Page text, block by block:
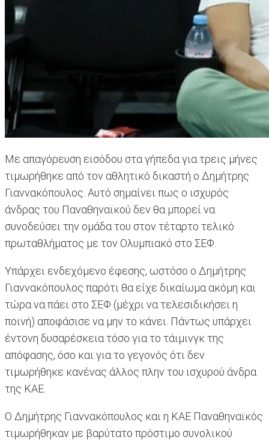
Με απαγόρευση εισόδου στα γήπεδα για τρεις μήνες
τιμωρήθηκε από τον αθλητικό δικαστή ο Δημήτρης
Γιαννακόπουλος. Αυτό σημαίνει πως ο ισχυρός
άνδρας του Παναθηναϊκού δεν θα μπορεί να
συνοδεύσει την ομάδα του στον τέταρτο τελικό
πρωταθλήματος με τον Ολυμπιακό στο ΣΕΦ.
Υπάρχει ενδεχόμενο έφεσης, ωστόσο ο Δημήτρης
Γιαννακόπουλος παρότι θα είχε δικαίωμα ακόμη και
τώρα να πάει στο ΣΕΦ (μέχρι να τελεσιδικήσει η
ποινή) αποφάσισε να μην το κάνει. Πάντως υπάρχει
έντονη δυσαρέσκεια τόσο για το τάιμινγκ της
απόφασης, όσο και για το γεγονός ότι δεν
τιμωρήθηκε κανένας άλλος πλην του ισχυρού άνδρα
της ΚΑΕ.
Ο Δημήτρης Γιαννακόπουλος και η ΚΑΕ Παναθηναϊκός
τιμωρήθηκαν με βαρύτατο πρόστιμο συνολικού